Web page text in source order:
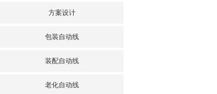
方案设计
包装自动线
装配自动线
老化自动线